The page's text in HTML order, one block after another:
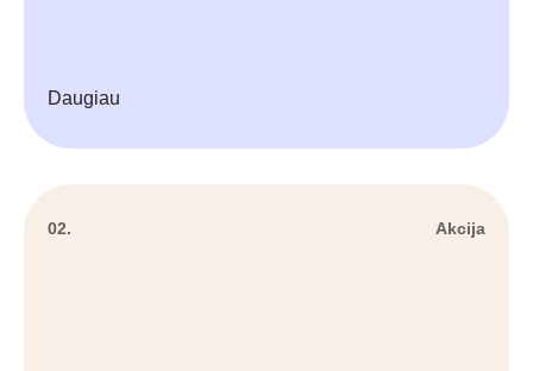
Daugiau
02. Akcija